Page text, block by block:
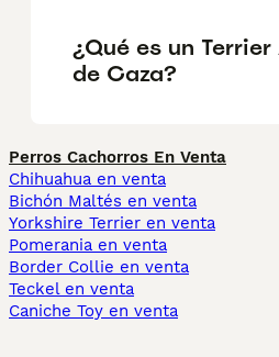
¿Qué es un Terrier
de Caza?
Perros Cachorros En Venta
Chihuahua en venta
Bichón Maltés en venta
Yorkshire Terrier en venta
Pomerania en venta
Border Collie en venta
Teckel en venta
Caniche Toy en venta